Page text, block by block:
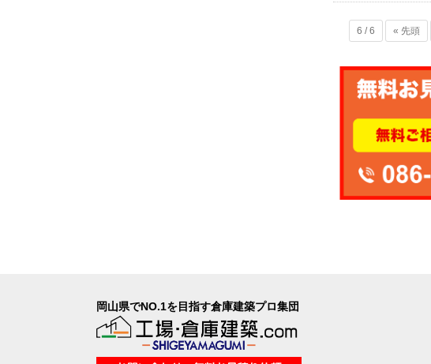
6 / 6 « 先頭
岡山県でNO.1を目指す倉庫建築プロ集団